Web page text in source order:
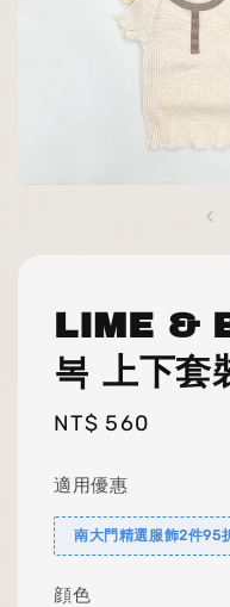
LIME &
복 上下套
Regular
NT$ 560
適用優惠
南大門精選服飾2件95
顔色